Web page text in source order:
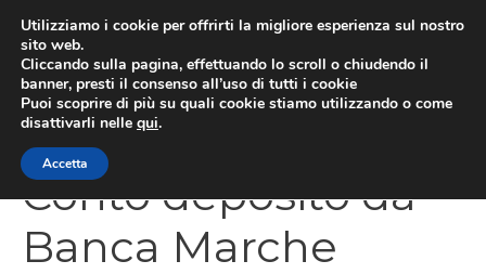
contenuto
Conto deposito da
Banca Marche
Utilizziamo i cookie per offrirti la migliore esperienza sul nostro
sito web.
Cliccando sulla pagina, effettuando lo scroll o chiudendo il
banner, presti il consenso all’uso di tutti i cookie
Puoi scoprire di più su quali cookie stiamo utilizzando o come
disattivarli nelle qui.
Accetta